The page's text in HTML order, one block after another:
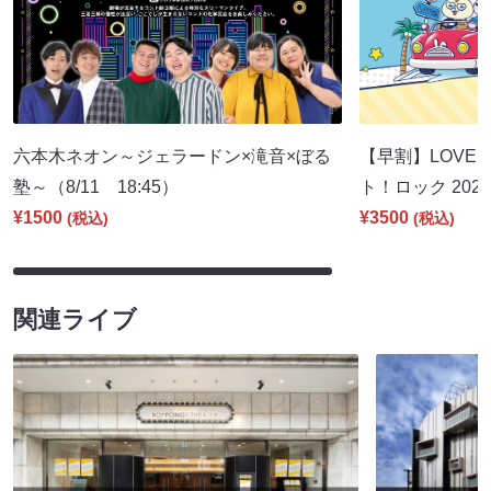
六本木ネオン～ジェラードン×滝音×ぼる
塾～（8/11 18:45）
¥1500 (税込)
【早割】LOVE
ト！ロック
¥3500 (税込)
関連ライブ